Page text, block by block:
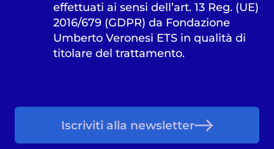
effettuati ai sensi dell’art. 13 Reg. (UE)
2016/679 (GDPR) da Fondazione
Umberto Veronesi ETS in qualità di
titolare del trattamento.
Iscriviti alla newsletter